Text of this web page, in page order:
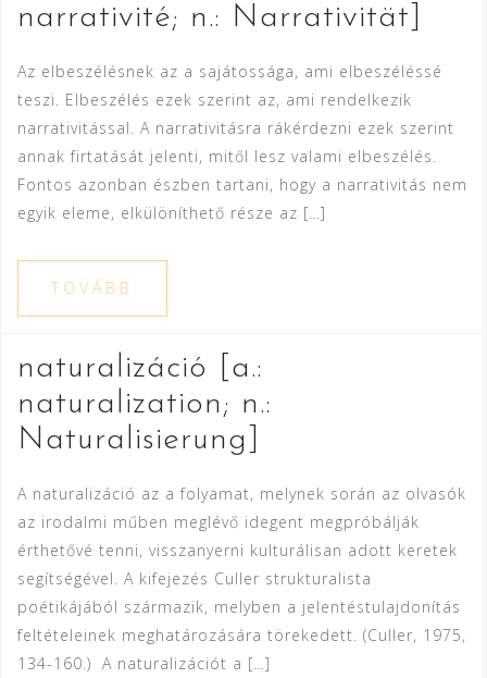
narrativité; n.: Narrativität]
Az elbeszélésnek az a sajátossága, ami elbeszéléssé
teszi. Elbeszélés ezek szerint az, ami rendelkezik
narrativitással. A narrativitásra rákérdezni ezek szerint
annak firtatását jelenti, mitől lesz valami elbeszélés.
Fontos azonban észben tartani, hogy a narrativitás nem
egyik eleme, elkülöníthető része az […]
TOVÁBB
naturalizáció [a.:
naturalization; n.:
Naturalisierung]
A naturalizáció az a folyamat, melynek során az olvasók
az irodalmi műben meglévő idegent megpróbálják
érthetővé tenni, visszanyerni kulturálisan adott keretek
segítségével. A kifejezés Culler strukturalista
poétikájából származik, melyben a jelentéstulajdonítás
feltételeinek meghatározására törekedett. (Culler, 1975,
134-160.) A naturalizációt a […]